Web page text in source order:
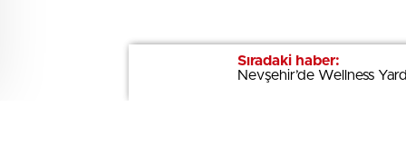
Sıradaki haber:
Nevşehir’de Wellness
Sıradaki haber:
Nevşehir’de Wellness